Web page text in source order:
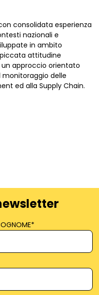
consolidata esperienza
nazionali e
in ambito
attitudine
un approccio orientato
delle
ed alla Supply Chain.
*